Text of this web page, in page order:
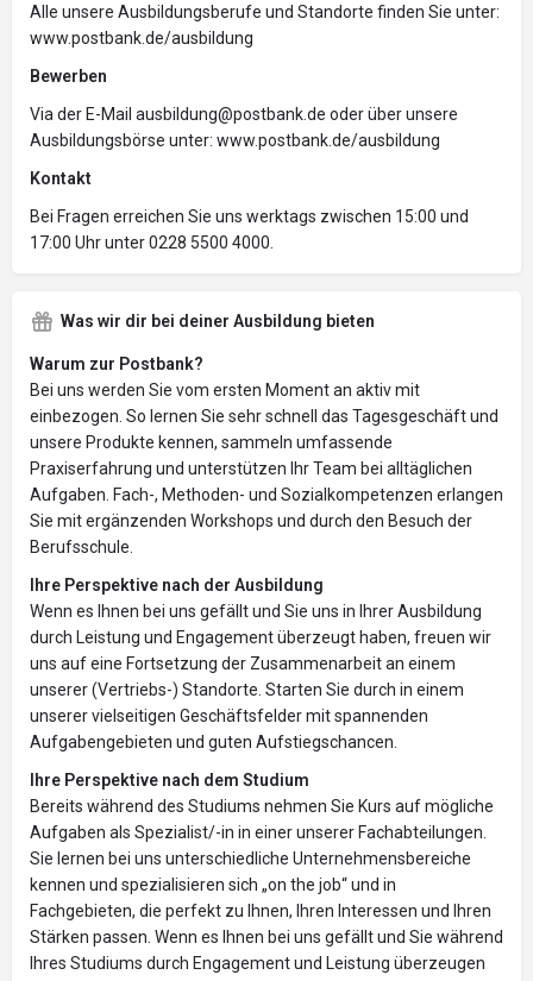
Alle unsere Ausbildungsberufe und Standorte finden Sie unter:
www.postbank.de/ausbildung
Bewerben
Via der E-Mail ausbildung@postbank.de oder über unsere
Ausbildungsbörse unter: www.postbank.de/ausbildung
Kontakt
Bei Fragen erreichen Sie uns werktags zwischen 15:00 und
17:00 Uhr unter 0228 5500 4000.
Was wir dir bei deiner Ausbildung bieten
Warum zur Postbank?
Bei uns werden Sie vom ersten Moment an aktiv mit
einbezogen. So lernen Sie sehr schnell das Tagesgeschäft und
unsere Produkte kennen, sammeln umfassende
Praxiserfahrung und unterstützen Ihr Team bei alltäglichen
Aufgaben. Fach-, Methoden- und Sozialkompetenzen erlangen
Sie mit ergänzenden Workshops und durch den Besuch der
Berufsschule.
Ihre Perspektive nach der Ausbildung
Wenn es Ihnen bei uns gefällt und Sie uns in Ihrer Ausbildung
durch Leistung und Engagement überzeugt haben, freuen wir
uns auf eine Fortsetzung der Zusammenarbeit an einem
unserer (Vertriebs-) Standorte. Starten Sie durch in einem
unserer vielseitigen Geschäftsfelder mit spannenden
Aufgabengebieten und guten Aufstiegschancen.
Ihre Perspektive nach dem Studium
Bereits während des Studiums nehmen Sie Kurs auf mögliche
Aufgaben als Spezialist/-in in einer unserer Fachabteilungen.
Sie lernen bei uns unterschiedliche Unternehmensbereiche
kennen und spezialisieren sich „on the job“ und in
Fachgebieten, die perfekt zu Ihnen, Ihren Interessen und Ihren
Stärken passen. Wenn es Ihnen bei uns gefällt und Sie während
Ihres Studiums durch Engagement und Leistung überzeugen